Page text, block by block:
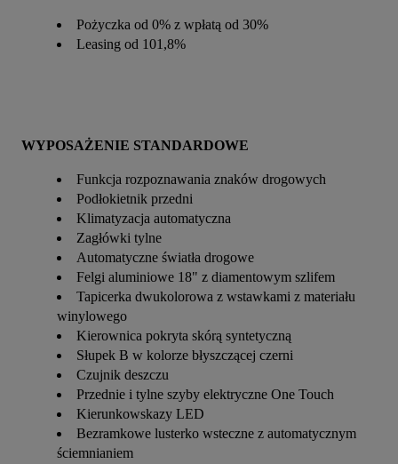
Pożyczka od 0% z wpłatą od 30%
Leasing od 101,8%
WYPOSAŻENIE STANDARDOWE
Funkcja rozpoznawania znaków drogowych
Podłokietnik przedni
Klimatyzacja automatyczna
Zagłówki tylne
Automatyczne światła drogowe
Felgi aluminiowe 18" z diamentowym szlifem
Tapicerka dwukolorowa z wstawkami z materiału
winylowego
Kierownica pokryta skórą syntetyczną
Słupek B w kolorze błyszczącej czerni
Czujnik deszczu
Przednie i tylne szyby elektryczne One Touch
Kierunkowskazy LED
Bezramkowe lusterko wsteczne z automatycznym
ściemnianiem